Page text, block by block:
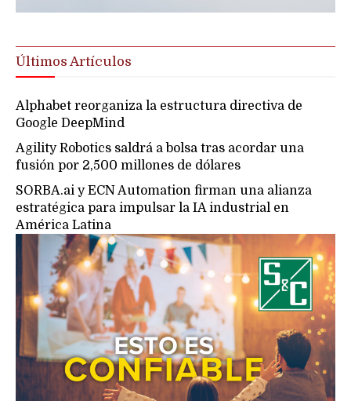
Últimos Artículos
Alphabet reorganiza la estructura directiva de
Google DeepMind
Agility Robotics saldrá a bolsa tras acordar una
fusión por 2,500 millones de dólares
SORBA.ai y ECN Automation firman una alianza
estratégica para impulsar la IA industrial en
América Latina